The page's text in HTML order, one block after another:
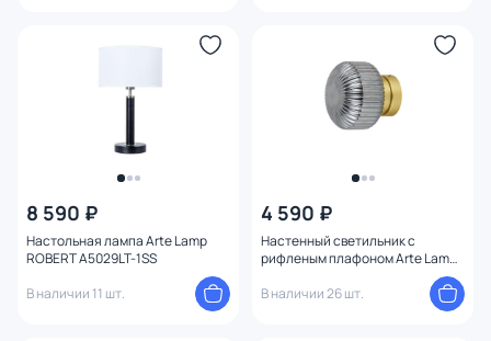
8 590 ₽
Настольная лампа Arte Lamp
ROBERT A5029LT-1SS
В наличии 11 шт.
4 590 ₽
Настенный светильник с
рифленым плафоном Arte Lamp
В наличии 26 шт.